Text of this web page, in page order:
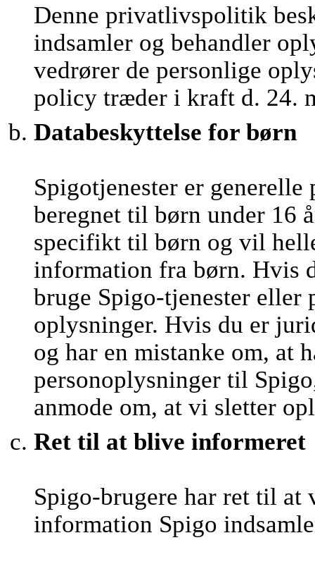
Denne privatlivspolitik
indsamler og behandler
vedrører de personlige
policy træder i kraft d. 24.
Databeskyttelse for børn
Spigotjenester er
beregnet til børn under 16
specifikt til børn og vil
information fra børn. Hvis
bruge Spigo-tjenester eller
oplysninger. Hvis du er
og har en mistanke om, at
personoplysninger til
anmode om, at vi sletter
Ret til at blive informeret
Spigo-brugere har ret til
information Spigo